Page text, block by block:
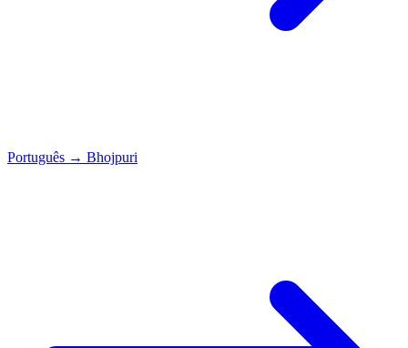
Português → Bhojpuri